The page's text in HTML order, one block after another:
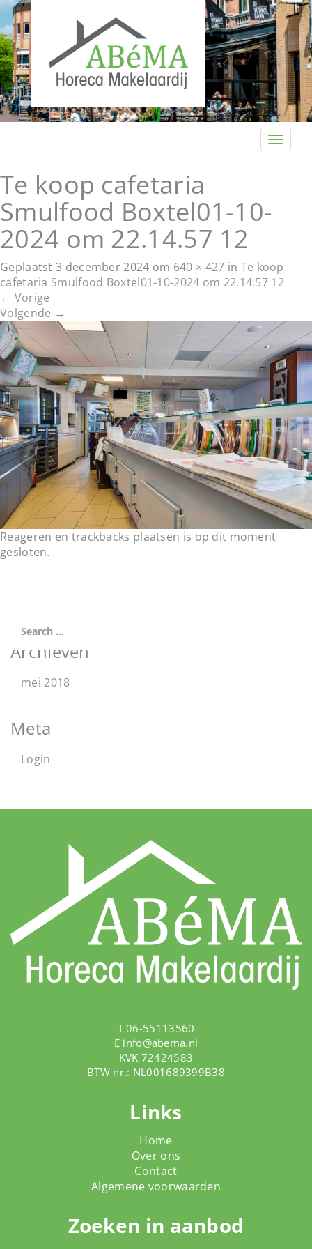
T
v
t
o
n
Te koop cafetaria
Smulfood Boxtel01-10-
2024 om 22.14.57 12
Geplaatst3 december 2024 om 640 × 427 in Te koop
cafetaria Smulfood Boxtel01-10-2024 om 22.14.57 12
← Vorige
Volgende →
Reageren en trackbacks plaatsen is op dit moment
gesloten.
Archieven
mei 2018
Meta
Login
T 06-55113560
E info@abema.nl
KVK 72424583
BTW nr.: NL001689399B38
Links
Home
Over ons
Contact
Algemene voorwaarden
Zoeken in aanbod